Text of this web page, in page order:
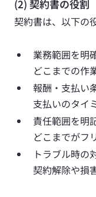
(2) 契約書の役割
契約書は、以下の
業務範囲を明
どこまでの作
報酬・支払い
支払いのタイ
責任範囲を明
どこまでがフ
トラブル時の
契約解除や損